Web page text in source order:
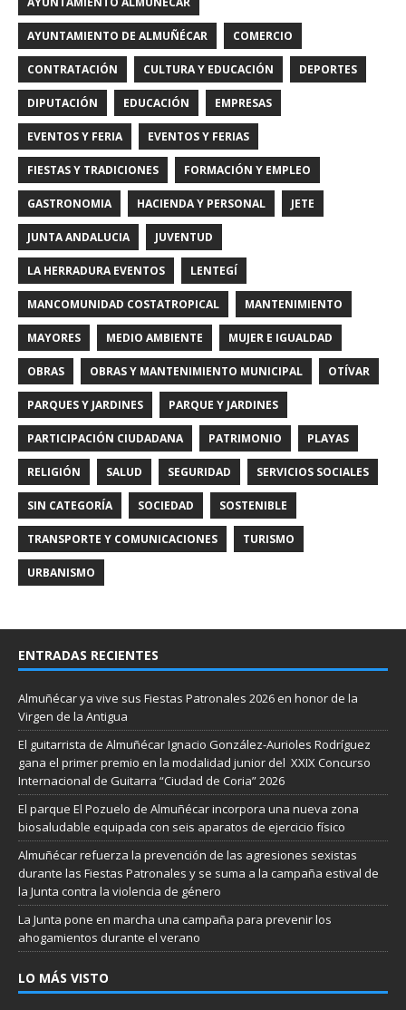
AYUNTAMIENTO DE ALMUÑÉCAR COMERCIO
CONTRATACIÓN CULTURA Y EDUCACIÓN DEPORTES
DIPUTACIÓN EDUCACIÓN EMPRESAS
EVENTOS Y FERIA EVENTOS Y FERIAS
FIESTAS Y TRADICIONES FORMACIÓN Y EMPLEO
GASTRONOMIA HACIENDA Y PERSONAL JETE
JUNTA ANDALUCIA JUVENTUD
LA HERRADURA EVENTOS LENTEGÍ
MANCOMUNIDAD COSTATROPICAL MANTENIMIENTO
MAYORES MEDIO AMBIENTE MUJER E IGUALDAD
OBRAS OBRAS Y MANTENIMIENTO MUNICIPAL OTÍVAR
PARQUES Y JARDINES PARQUE Y JARDINES
PARTICIPACIÓN CIUDADANA PATRIMONIO PLAYAS
RELIGIÓN SALUD SEGURIDAD SERVICIOS SOCIALES
SIN CATEGORÍA SOCIEDAD SOSTENIBLE
TRANSPORTE Y COMUNICACIONES TURISMO
URBANISMO
ENTRADAS RECIENTES
Almuñécar ya vive sus Fiestas Patronales 2026 en honor de la
Virgen de la Antigua
El guitarrista de Almuñécar Ignacio González-Aurioles Rodríguez
gana el primer premio en la modalidad junior del XXIX Concurso
Internacional de Guitarra “Ciudad de Coria” 2026
El parque El Pozuelo de Almuñécar incorpora una nueva zona
biosaludable equipada con seis aparatos de ejercicio físico
Almuñécar refuerza la prevención de las agresiones sexistas
durante las Fiestas Patronales y se suma a la campaña estival de
la Junta contra la violencia de género
La Junta pone en marcha una campaña para prevenir los
ahogamientos durante el verano
LO MÁS VISTO